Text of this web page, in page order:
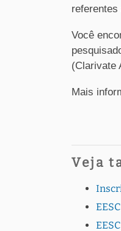
referentes
Você
(Clarivate
Mais
Veja